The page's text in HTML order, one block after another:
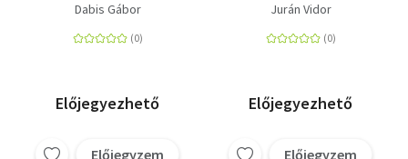
Dabis Gábor
Előjegyezhető
Előjegyzem
Jurán Vidor
Előjegyezhető
Előjegyzem